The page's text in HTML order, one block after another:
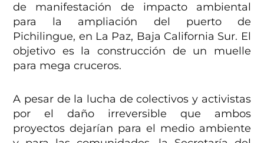
de manifestación de impacto ambiental
para la ampliación del puerto de
Pichilingue, en La Paz, Baja California Sur. El
objetivo es la construcción de un muelle
para mega cruceros.
A pesar de la lucha de colectivos y activistas
por el daño irreversible que ambos
proyectos dejarían para el medio ambiente